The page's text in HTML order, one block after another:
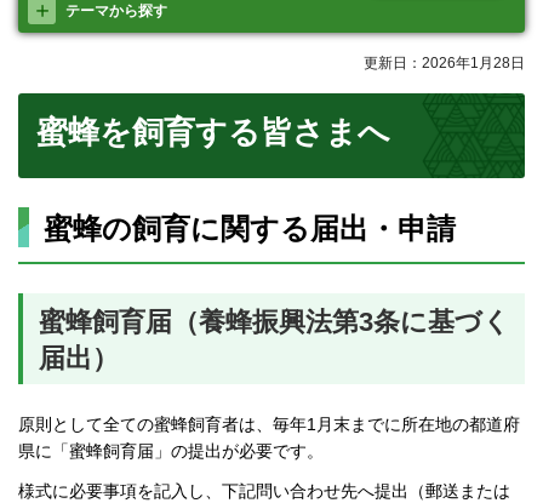
テーマから探す
更新日：2026年1月28日
蜜蜂を飼育する皆さまへ
蜜蜂の飼育に関する届出・申請
蜜蜂飼育届（養蜂振興法第3条に基づく
届出）
原則として全ての蜜蜂飼育者は、毎年1月末までに所在地の都道府
県に「蜜蜂飼育届」の提出が必要です。
様式に必要事項を記入し、下記問い合わせ先へ提出（郵送または